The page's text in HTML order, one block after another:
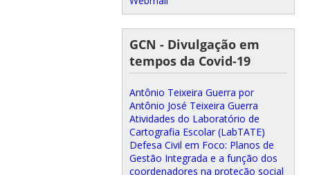
GCN - Divulgação em
tempos da Covid-19
Antônio Teixeira Guerra por
Antônio José Teixeira Guerra
Atividades do Laboratório de
Cartografia Escolar (LabTATE)
Defesa Civil em Foco: Planos de
Gestão Integrada e a função dos
coordenadores na proteção social